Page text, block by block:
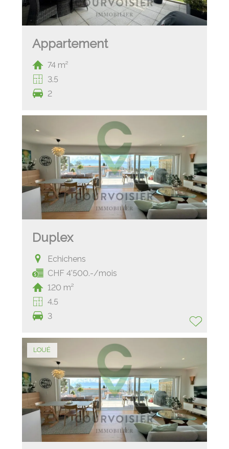
Appartement
74 m²
3.5
2
Duplex
Echichens
CHF 4'500.-/mois
120 m²
4.5
3
LOUÉ